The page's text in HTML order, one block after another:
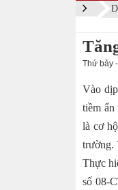
Thứ bảy
Vào
tiềm ẩn
là cơ
trường.
Thực
số 08-